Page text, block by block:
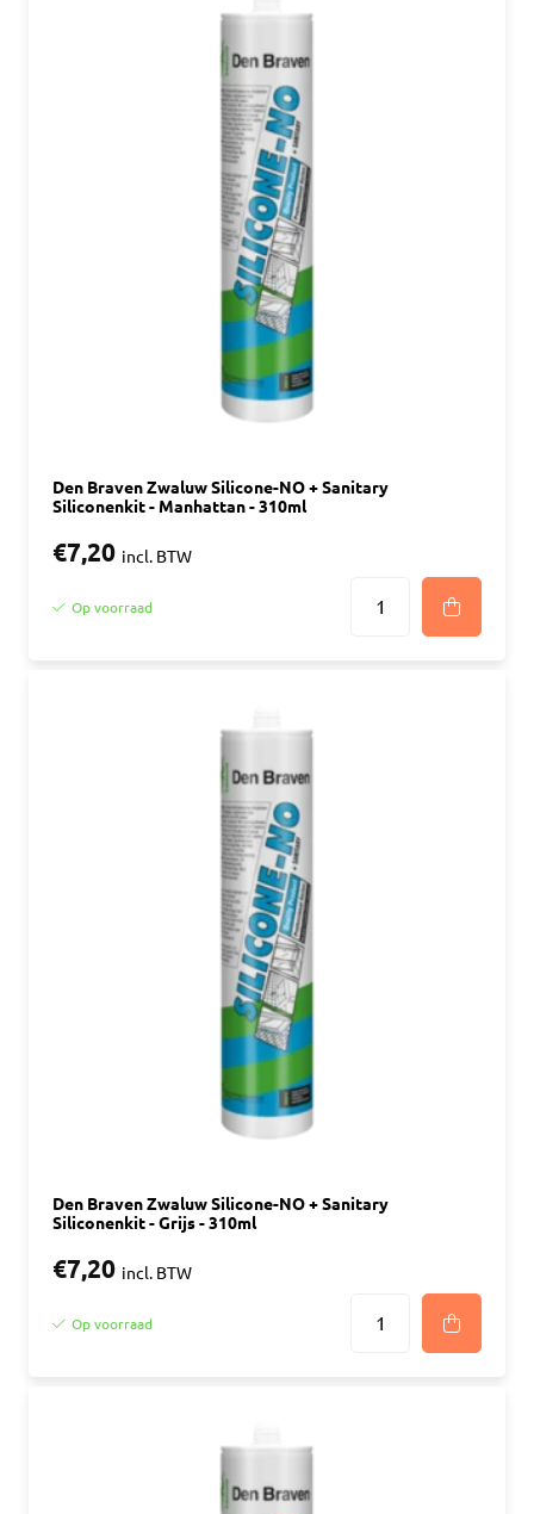
Den Braven Zwaluw Silicone-NO + Sanitary
Siliconenkit - Manhattan - 310ml
€7,20 incl. BTW
Op voorraad
Den Braven Zwaluw Silicone-NO + Sanitary
Siliconenkit - Grijs - 310ml
€7,20 incl. BTW
Op voorraad